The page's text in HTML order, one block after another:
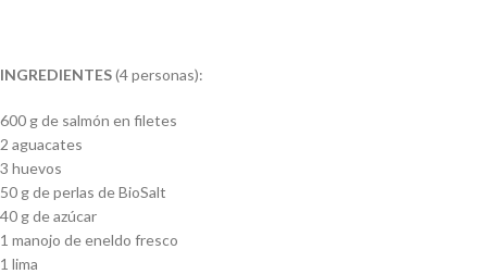
INGREDIENTES(4 personas):
600 g de salmón en filetes
2 aguacates
3 huevos
50 g de perlas de BioSalt
40 g de azúcar
1 manojo de eneldo fresco
1 lima